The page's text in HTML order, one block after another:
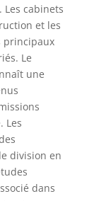
cabinets
et les
principaux
Le
une
Les
division en
dans